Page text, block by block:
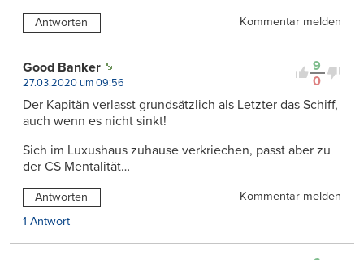
Antworten Kommentar melden
9
0
Good Banker
27.03.2020 um 09:56
Der Kapitän verlasst grundsätzlich als Letzter das Schiff,
auch wenn es nicht sinkt!
Sich im Luxushaus zuhause verkriechen, passt aber zu
der CS Mentalität…
Antworten
Kommentar melden
1 Antwort